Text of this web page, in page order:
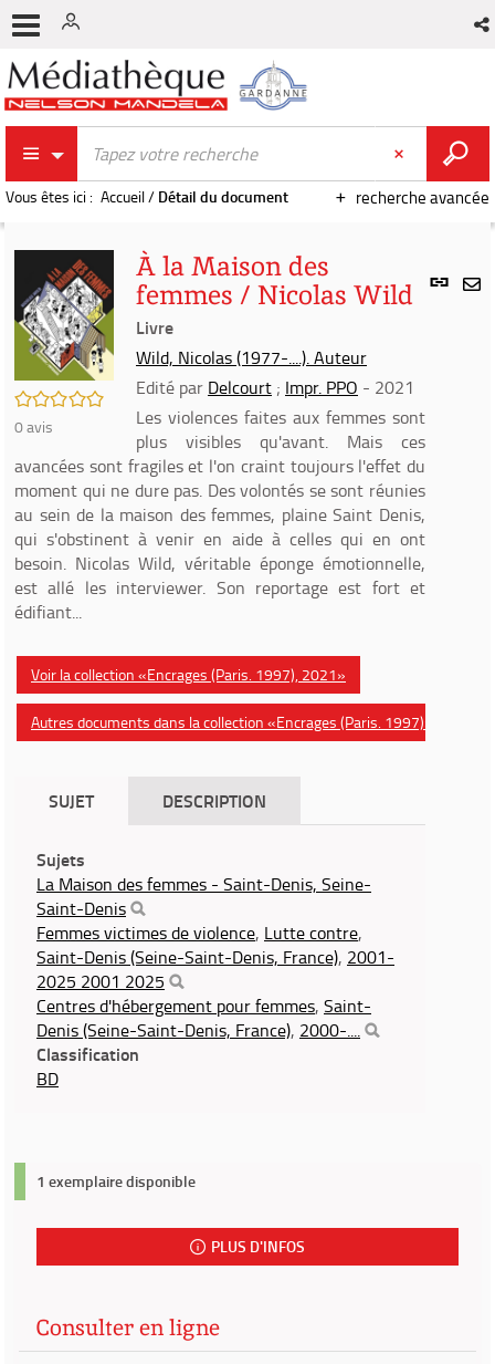
recherche avancée
Vous êtes ici : Accueil/ Détail du document
Lien
/5
0avis
À la Maison des
femmes / Nicolas Wild
Livre
Wild, Nicolas (1977-....). Auteur
Edité par Delcourt ; Impr. PPO - 2021
Les violences faites aux femmes sont
plus visibles qu'avant. Mais ces
avancées sont fragiles et l'on craint toujours l'effet du
moment qui ne dure pas. Des volontés se sont réunies
au sein de la maison des femmes, plaine Saint Denis,
qui s'obstinent à venir en aide à celles qui en ont
besoin. Nicolas Wild, véritable éponge émotionnelle,
est allé les interviewer. Son reportage est fort et
édifiant...
Voir la collection «Encrages (Paris. 1997), 2021»
Autres documents dans la collection «Encrages (Paris. 1997)»
SUJET DESCRIPTION
Sujets
La Maison des femmes - Saint-Denis, Seine-
Saint-Denis
Femmes victimes de violence, Lutte contre,
Saint-Denis (Seine-Saint-Denis, France), 2001-
2025 2001 2025
Centres d'hébergement pour femmes, Saint-
Denis (Seine-Saint-Denis, France), 2000-....
Classification
BD
1 exemplaire disponible
PLUS D'INFOS
Consulter en ligne